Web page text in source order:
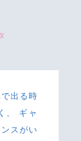
出る時
、 ギャ
スがい